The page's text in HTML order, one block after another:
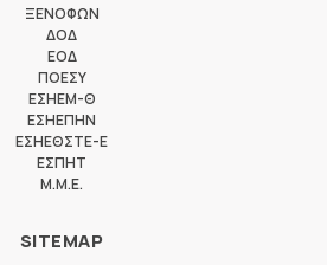
ΞΕΝΟΦΩΝ
ΔΟΔ
ΕΟΔ
ΠΟΕΣΥ
ΕΣΗΕΜ-Θ
ΕΣΗΕΠΗΝ
ΕΣΗΕΘΣΤΕ-Ε
ΕΣΠΗΤ
M.M.E.
SITEMAP